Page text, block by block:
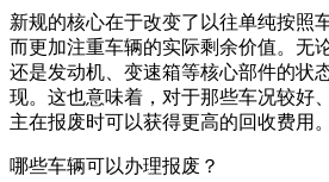
新规的核心在于改变了以往单纯按照
而更加注重车辆的实际剩余价值。无
还是发动机、变速箱等核心部件的状
现。这也意味着，对于那些车况较好
主在报废时可以获得更高的回收费用。
哪些车辆可以办理报废？